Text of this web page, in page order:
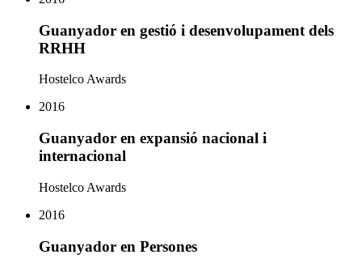
Guanyador en gestió i desenvolupament dels
RRHH
Hostelco Awards
2016
Guanyador en expansió nacional i
internacional
Hostelco Awards
2016
Guanyador en Persones